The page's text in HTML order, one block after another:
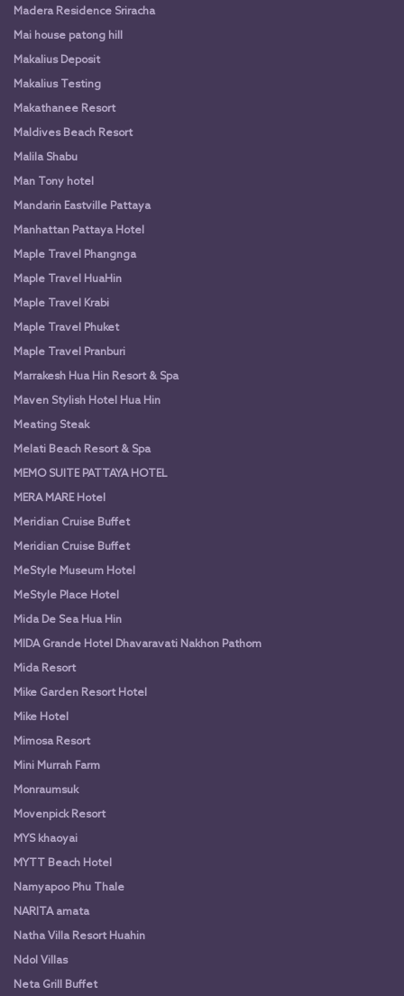
Madera Residence Sriracha
Mai house patong hill
Makalius Deposit
Makalius Testing
Makathanee Resort
Maldives Beach Resort
Malila Shabu
Man Tony hotel
Mandarin Eastville Pattaya
Manhattan Pattaya Hotel
Maple Travel Phangnga
Maple Travel HuaHin
Maple Travel Krabi
Maple Travel Phuket
Maple Travel Pranburi
Marrakesh Hua Hin Resort & Spa
Maven Stylish Hotel Hua Hin
Meating Steak
Melati Beach Resort & Spa
MEMO SUITE PATTAYA HOTEL
MERA MARE Hotel
Meridian Cruise Buffet
Meridian Cruise Buffet
MeStyle Museum Hotel
MeStyle Place Hotel
Mida De Sea Hua Hin
MIDA Grande Hotel Dhavaravati Nakhon Pathom
Mida Resort
Mike Garden Resort Hotel
Mike Hotel
Mimosa Resort
Mini Murrah Farm
Monraumsuk
Movenpick Resort
MYS khaoyai
MYTT Beach Hotel
Namyapoo Phu Thale
NARITA amata
Natha Villa Resort Huahin
Ndol Villas
Neta Grill Buffet